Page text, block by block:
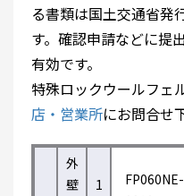
る書類は国土交通省発
す。確認申請などに提
有効です。
特殊ロックウールフェ
店・営業所にお問合せ
外
壁
1
FP060NE-